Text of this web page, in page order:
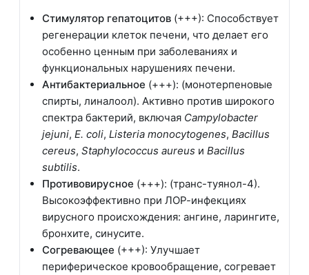
Стимулятор гепатоцитов (+++): Способствует
регенерации клеток печени, что делает его
особенно ценным при заболеваниях и
функциональных нарушениях печени.
Антибактериальное (+++): (монотерпеновые
спирты, линалоол). Активно против широкого
спектра бактерий, включая Campylobacter
jejuni, E. coli, Listeria monocytogenes, Bacillus
cereus, Staphylococcus aureus и Bacillus
subtilis.
Противовирусное (+++): (транс-туянол-4).
Высокоэффективно при ЛОР-инфекциях
вирусного происхождения: ангине, ларингите,
бронхите, синусите.
Согревающее (+++): Улучшает
периферическое кровообращение, согревает